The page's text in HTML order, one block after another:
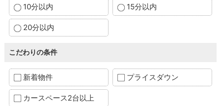
10分以内 15分以内
20分以内
こだわりの条件
新着物件 プライスダウン
カースペース2台以上